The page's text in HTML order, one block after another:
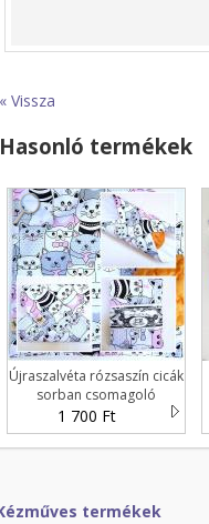
« Vissza
Hasonló termékek
Újraszalvéta rózsaszín cicák
sorban csomagoló
1 700 Ft
termékek